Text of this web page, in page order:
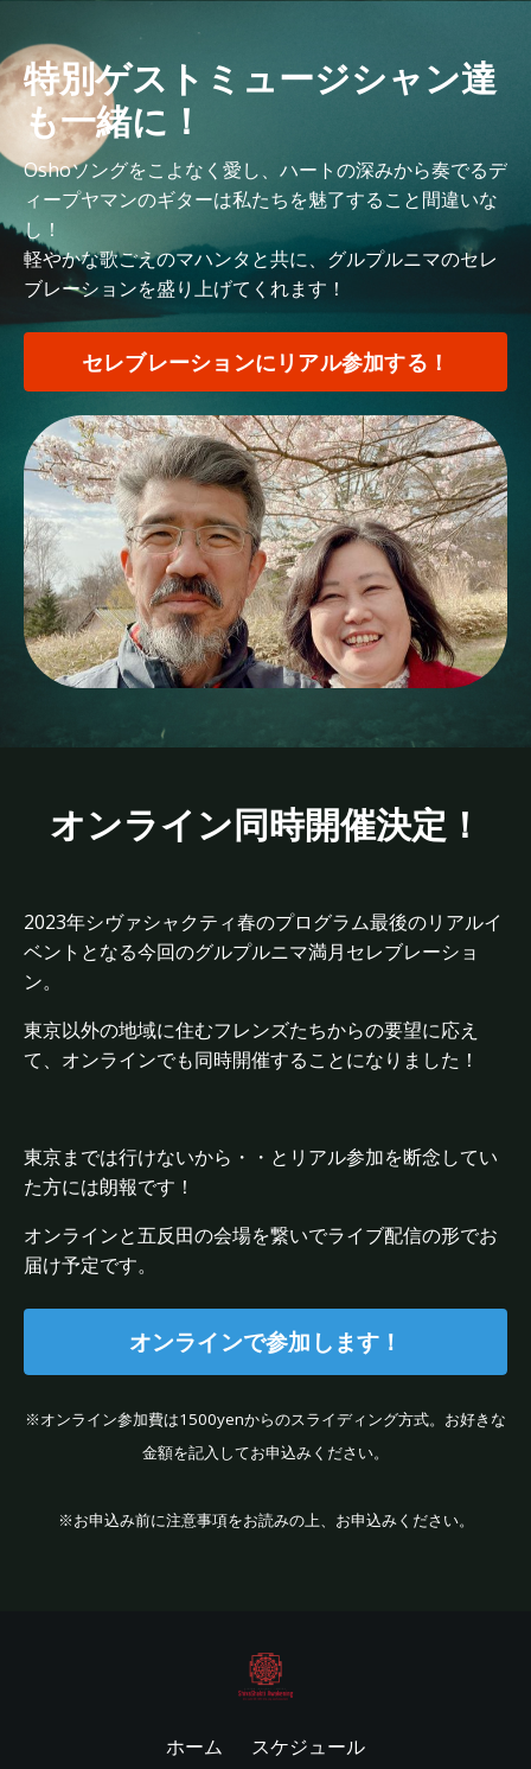
特別ゲストミュージシャン達
も一緒に！
Oshoソングをこよなく愛し、ハートの深みから奏でるデ
ィープヤマンのギターは私たちを魅了すること間違いな
し！
軽やかな歌ごえのマハンタと共に、グルプルニマのセレ
ブレーションを盛り上げてくれます！
セレブレーションにリアル参加する！
オンライン同時開催決定！
2023年シヴァシャクティ春のプログラム最後のリアルイ
ベントとなる今回のグルプルニマ満月セレブレーショ
ン。
東京以外の地域に住むフレンズたちからの要望に応え
て、オンラインでも同時開催することになりました！
東京までは行けないから・・とリアル参加を断念してい
た方には朗報です！
オンラインと五反田の会場を繋いでライブ配信の形でお
届け予定です。
オンラインで参加します！
※オンライン参加費は1500yenからのスライディング方式。お好きな
金額を記入してお申込みください。
※お申込み前に注意事項をお読みの上、お申込みください。
ホーム スケジュール